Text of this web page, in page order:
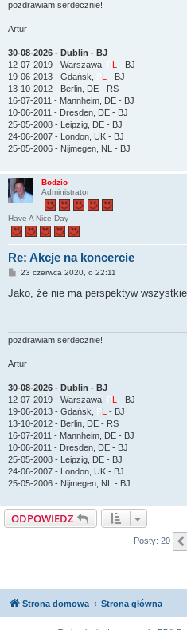
pozdrawiam serdecznie!
Artur
30-08-2026 - Dublin - BJ
12-07-2019 - Warszawa,
L - BJ
19-06-2013 - Gdańsk,
L - BJ
13-10-2012 - Berlin, DE - RS
16-07-2011 - Mannheim, DE - BJ
10-06-2011 - Dresden, DE - BJ
25-05-2008 - Leipzig, DE - BJ
24-06-2007 - London, UK - BJ
25-05-2006 - Nijmegen, NL - BJ
Bodzio
Administrator
Have A Nice Day
Re: Akcje na koncercie
P
s
23 czerwca 2020, o 22:11
Jako, że nie ma perspektyw
pozdrawiam serdecznie!
Artur
30-08-2026 - Dublin - BJ
12-07-2019 - Warszawa, P L - BJ
19-06-2013 - Gdańsk, P L - BJ
13-10-2012 - Berlin, DE - RS
16-07-2011 - Mannheim, DE - BJ
10-06-2011 - Dresden, DE - BJ
25-05-2008 - Leipzig, DE - BJ
24-06-2007 - London, UK - BJ
25-05-2006 - Nijmegen, NL - BJ
ODPOWIEDZ
Posty: 20
Strona domowa Strona główna